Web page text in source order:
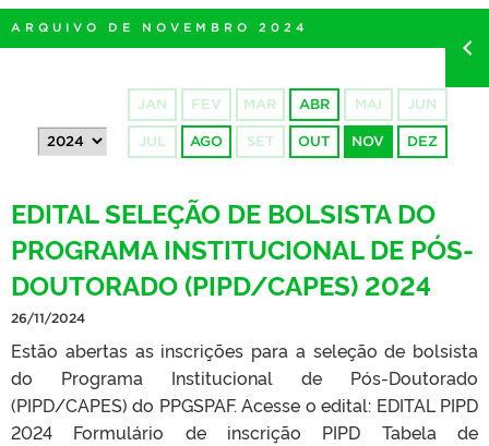
ARQUIVO DE NOVEMBRO 2024
JAN FEV MAR ABR MAI JUN
JUL AGO SET OUT NOV DEZ
EDITAL SELEÇÃO DE BOLSISTA DO
PROGRAMA INSTITUCIONAL DE PÓS-
DOUTORADO (PIPD/CAPES) 2024
26/11/2024
Estão abertas as inscrições para a seleção de bolsista
do Programa Institucional de Pós-Doutorado
(PIPD/CAPES) do PPGSPAF. Acesse o edital: EDITAL PIPD
2024 Formulário de inscrição PIPD Tabela de